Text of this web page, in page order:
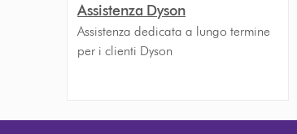
Assistenza Dyson
Assistenza dedicata a lungo termine
per i clienti Dyson